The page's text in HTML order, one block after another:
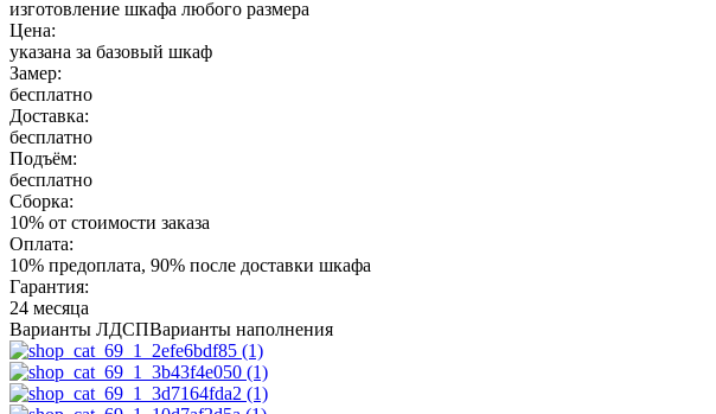
изготовление шкафа любого размера
Цена:
указана за базовый шкаф
Замер:
бесплатно
Доставка:
бесплатно
Подъём:
бесплатно
Сборка:
10% от стоимости заказа
Оплата:
10% предоплата, 90% после доставки шкафа
Гарантия:
24 месяца
Варианты ЛДСПВарианты наполнения